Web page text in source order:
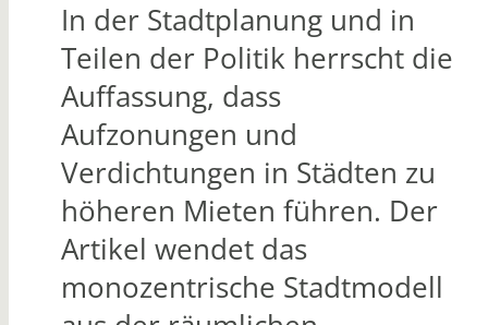
In der Stadtplanung und in
Teilen der Politik herrscht die
Auffassung, dass
Aufzonungen und
Verdichtungen in Städten zu
höheren Mieten führen. Der
Artikel wendet das
monozentrische Stadtmodell